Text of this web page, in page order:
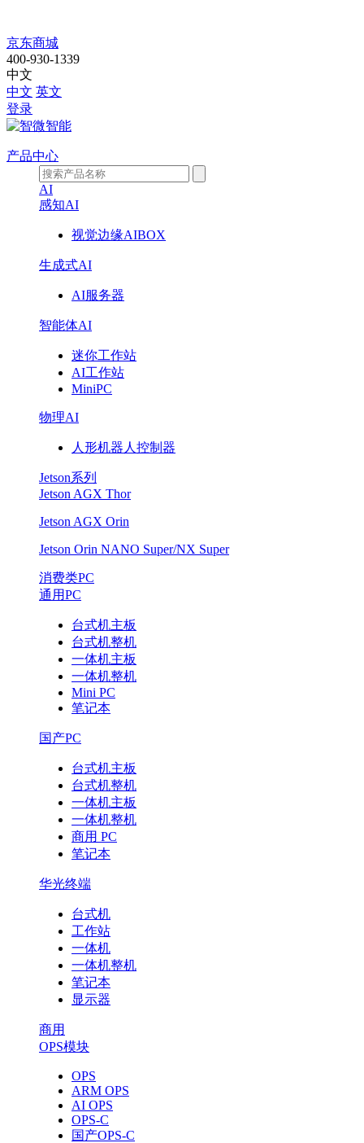
智
微
智
能
京东商城
400-930-1339
中文
中文 英文
登录
产品中心
AI
感知AI
视觉边缘AIBOX
生成式AI
AI服务器
智能体AI
迷你工作站
AI工作站
MiniPC
物理AI
人形机器人控制器
Jetson系列
Jetson AGX Thor
Jetson AGX Orin
Jetson Orin NANO Super/NX Super
消费类PC
通用PC
台式机主板
台式机整机
一体机主板
一体机整机
Mini PC
笔记本
国产PC
台式机主板
台式机整机
一体机主板
一体机整机
商用 PC
笔记本
华光终端
台式机
工作站
一体机
一体机整机
笔记本
显示器
商用
OPS模块
OPS
ARM OPS
AI OPS
OPS-C
国产OPS-C